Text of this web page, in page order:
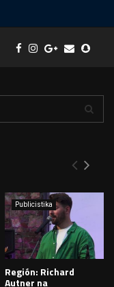
Y
H
A
Publicistika
Región: Richard
Autner na